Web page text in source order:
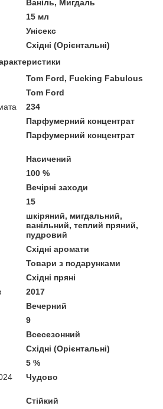
Ваніль, Мигдаль
15 мл
Унісекс
Східні (Орієнтальні)
Tom Ford, Fucking Fabulous
Tom Ford
234
Парфумерний концентрат
Парфумерний концентрат
Насичений
100 %
Вечірні заходи
15
шкіряний, мигдальний,
ванільний, теплий пряний,
пудровий
Східні аромати
Товари з подарунками
Східні пряні
2017
Вечерний
9
Всесезонний
Східні (Орієнтальні)
5 %
Чудово
Стійкий